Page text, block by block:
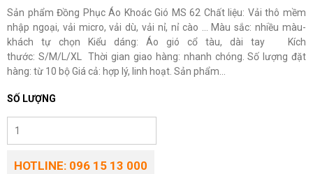
Sản phẩm Đồng Phục Áo Khoác Gió MS 62 Chất liệu: Vải thô mềm
nhập ngoại, vải micro, vải dù, vải nỉ, nỉ cào … Màu sắc: nhiều màu-
khách tự chọn Kiểu dáng: Áo gió cổ tàu, dài tay Kích
thước: S/M/L/XL Thời gian giao hàng: nhanh chóng. Số lượng đặt
hàng: từ 10 bộ Giá cả: hợp lý, linh hoạt. Sản phẩm...
SỐ LƯỢNG
HOTLINE: 096 15 13 000